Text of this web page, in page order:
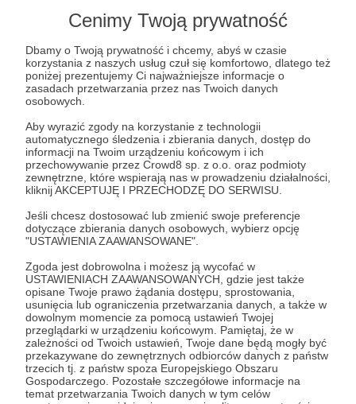
Cenimy Twoją prywatność
Dbamy o Twoją prywatność i chcemy, abyś w czasie
korzystania z naszych usług czuł się komfortowo, dlatego też
poniżej prezentujemy Ci najważniejsze informacje o
zasadach przetwarzania przez nas Twoich danych
osobowych.
Aby wyrazić zgody na korzystanie z technologii
automatycznego śledzenia i zbierania danych, dostęp do
informacji na Twoim urządzeniu końcowym i ich
przechowywanie przez Crowd8 sp. z o.o. oraz podmioty
zewnętrzne, które wspierają nas w prowadzeniu działalności,
kliknij AKCEPTUJĘ I PRZECHODZĘ DO SERWISU.
Jeśli chcesz dostosować lub zmienić swoje preferencje
dotyczące zbierania danych osobowych, wybierz opcję
"USTAWIENIA ZAAWANSOWANE".
Zgoda jest dobrowolna i możesz ją wycofać w
USTAWIENIACH ZAAWANSOWANYCH, gdzie jest także
opisane Twoje prawo żądania dostępu, sprostowania,
usunięcia lub ograniczenia przetwarzania danych, a także w
dowolnym momencie za pomocą ustawień Twojej
przeglądarki w urządzeniu końcowym. Pamiętaj, że w
zależności od Twoich ustawień, Twoje dane będą mogły być
przekazywane do zewnętrznych odbiorców danych z państw
trzecich tj. z państw spoza Europejskiego Obszaru
Gospodarczego. Pozostałe szczegółowe informacje na
temat przetwarzania Twoich danych w tym celów
Post dostępny tylko dla Patronów
Zostań Patronem
Zaloguj się
the best of patronite
Udostępnij
Radio BEST
Zobacz profil autora